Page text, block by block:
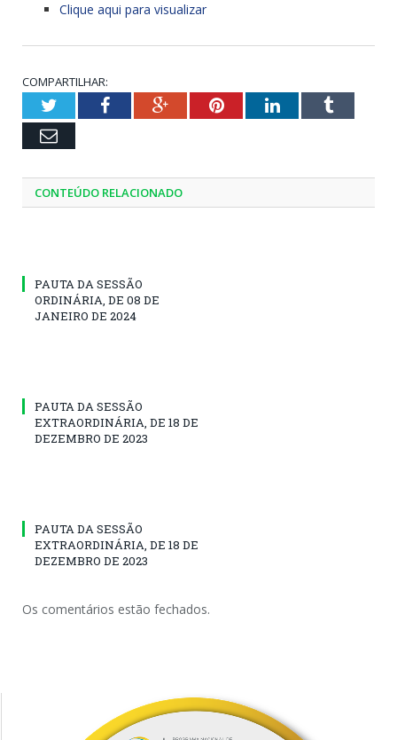
Clique aqui para visualizar
COMPARTILHAR:
TwitterFacebookGoogle+PinterestLinkedInTumblr
Email
CONTEÚDO RELACIONADO
PAUTA DA SESSÃO
ORDINÁRIA, DE 08 DE
JANEIRO DE 2024
PAUTA DA SESSÃO
EXTRAORDINÁRIA, DE 18 DE
DEZEMBRO DE 2023
PAUTA DA SESSÃO
EXTRAORDINÁRIA, DE 18 DE
DEZEMBRO DE 2023
Os comentários estão fechados.